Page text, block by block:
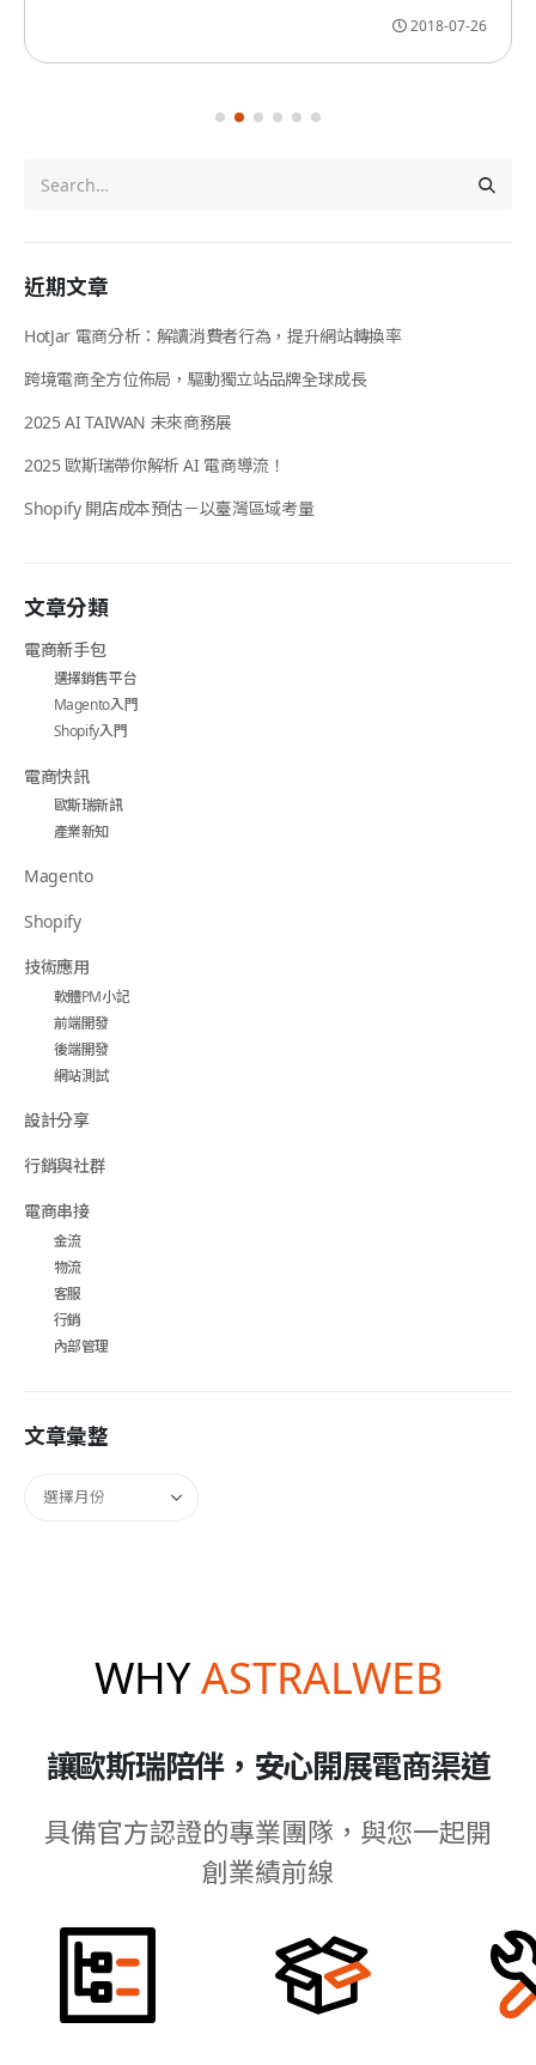
2018-07-26
近期文章
HotJar 電商分析：解讀消費者行為，提升網站轉換率
跨境電商全方位佈局，驅動獨立站品牌全球成長
2025 AI TAIWAN 未來商務展
2025 歐斯瑞帶你解析 AI 電商導流！
Shopify 開店成本預估－以臺灣區域考量
文章分類
電商新手包
選擇銷售平台
Magento入門
Shopify入門
電商快訊
歐斯瑞新訊
產業新知
Magento
Shopify
技術應用
軟體PM小記
前端開發
後端開發
網站測試
設計分享
行銷與社群
電商串接
金流
物流
客服
行銷
內部管理
文章彙整
WHYASTRALWEB
讓歐斯瑞陪伴，安心開展電商渠道
具備官方認證的專業團隊，與您一起開
創業績前線